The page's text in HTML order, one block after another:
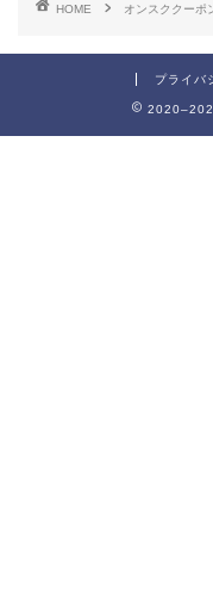
HOME オンスククーポ
プライバ